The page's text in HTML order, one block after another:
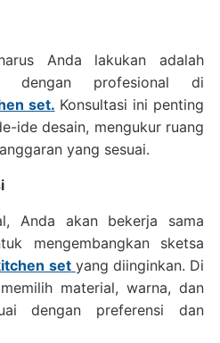
Anda lakukan adalah
dengan profesional di
set. Konsultasi ini penting
ide desain, mengukur ruang
yang sesuai.
Anda akan bekerja sama
mengembangkan sketsa
set yang diinginkan. Di
material, warna, dan
dengan preferensi dan